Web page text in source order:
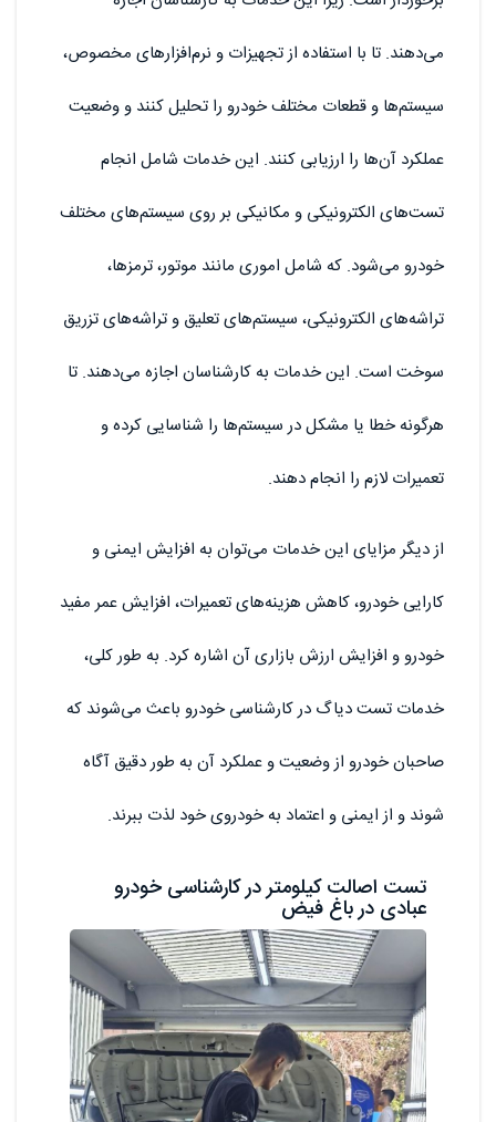
می‌دهند. تا با استفاده از تجهیزات و نرم‌افزارهای مخصوص،
سیستم‌ها و قطعات مختلف خودرو را تحلیل کنند و وضعیت
عملکرد آن‌ها را ارزیابی کنند. این خدمات شامل انجام
تست‌های الکترونیکی و مکانیکی بر روی سیستم‌های مختلف
خودرو می‌شود. که شامل اموری مانند موتور، ترمزها،
تراشه‌های الکترونیکی، سیستم‌های تعلیق و تراشه‌های تزریق
سوخت است. این خدمات به کارشناسان اجازه می‌دهند. تا
هرگونه خطا یا مشکل در سیستم‌ها را شناسایی کرده و
تعمیرات لازم را انجام دهند.
از دیگر مزایای این خدمات می‌توان به افزایش ایمنی و
کارایی خودرو، کاهش هزینه‌های تعمیرات، افزایش عمر مفید
خودرو و افزایش ارزش بازاری آن اشاره کرد. به طور کلی،
خدمات تست دیاگ در کارشناسی خودرو باعث می‌شوند که
صاحبان خودرو از وضعیت و عملکرد آن به طور دقیق آگاه
شوند و از ایمنی و اعتماد به خودروی خود لذت ببرند.
تست اصالت کیلومتر در کارشناسی خودرو
عبادی در باغ فیض